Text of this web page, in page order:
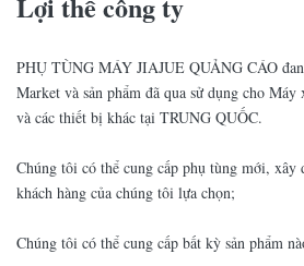
PHỤ TÙNG MÁY JIAJUE QUẢNG CÁO
Market và sản phẩm đã qua sử dụng cho
và các thiết bị khác tại TRUNG QUỐC.
Chúng tôi có thể cung cấp phụ tùng mới, xây
khách hàng của chúng tôi lựa chọn;
Chúng tôi có thể cung cấp bất kỳ sản phẩm